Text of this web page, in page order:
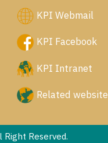
KPI Webmail
KPI Facebook
KPI Intranet
Related website
Reserved.